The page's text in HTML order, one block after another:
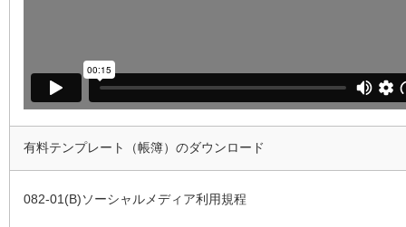
有料テンプレート（帳簿）のダウンロード
082-01(B)ソーシャルメディア利用規程